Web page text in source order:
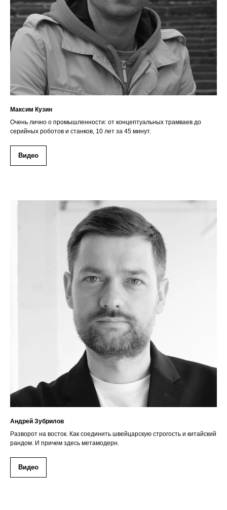
Максим Кузин
Очень лично о промышленности: от концептуальных трамваев до
серийных роботов и станков, 10 лет за 45 минут.
Видео
Андрей Зубрилов
Разворот на восток. Как соединить швейцарскую строгость и китайский
рандом. И причем здесь метамодерн.
Видео